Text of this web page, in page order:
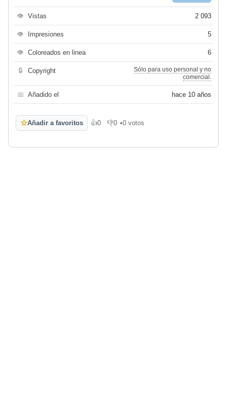
👁 Vistas 2 093
👁 Impresiones 5
👁 Coloreados en linea 6
🔒 Copyright
Sólo para uso personal y no
comercial.
📅 Añadido el hace 10 años
☆Añadir a favoritos 👍0
Me gusta
👎0
No me gusta
•0 votos